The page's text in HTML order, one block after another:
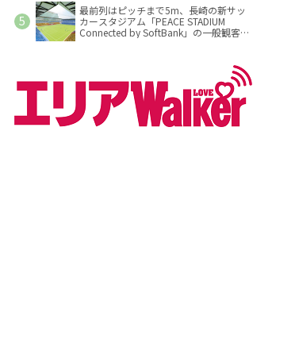
最前列はピッチまで5m、長崎の新サッ
カースタジアム「PEACE STADIUM
Connected by SoftBank」の一般観客席